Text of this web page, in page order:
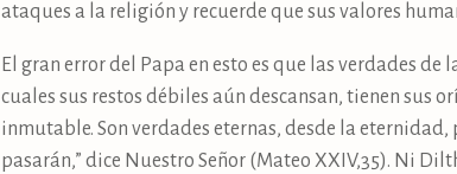
ataques a la religión y recuerde que sus valores
El gran error del Papa en esto es que las verdades
cuales sus restos débiles aún descansan, tienen sus
inmutable. Son verdades eternas, desde la
pasarán,” dice Nuestro Señor (Mateo XXIV,35). Ni